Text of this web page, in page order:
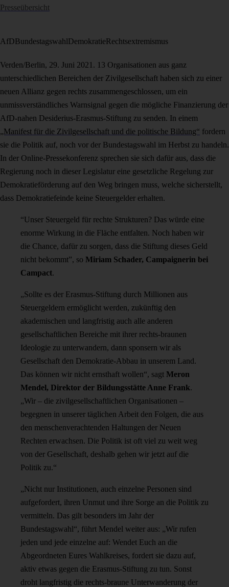
Presseübersicht
AfDBundestagswahlDemokratieRechtsextremismus
Verden/Berlin, 29. Juni 2021. 13 Organisationen aus ganz
unterschiedlichen Bereichen der Zivilgesellschaft haben sich zu einer
neuen Allianz gegen rechts zusammengeschlossen, um ein
unmissverständliches Warnsignal gegen die mögliche Finanzierung der
AfD-nahen Desiderius-Erasmus-Stiftung zu senden. In einem
„Manifest für die Zivilgesellschaft und die politische Bildung“ fordern
sie die Politik auf, noch vor der Bundestagswahl im Herbst zu handeln.
In der Online-Pressekonferenz sprechen sie sich dafür aus, dass die
Regierung noch in dieser Legislatur eine gesetzliche Regelung zur
Demokratieförderung auf den Weg bringen muss, welche sicherstellt,
dass Demokratiefeinde keine Steuergelder erhalten.
“Unser Steuergeld für rechte Strukturen? Das würde eine
enorme Wirkung in die Fläche entfalten. Noch haben wir
die Chance, dafür zu sorgen, dass die Stiftung dieses Geld
nicht bekommt”, so Miriam Schader, Campaignerin bei
Campact.
„Sollte es der Erasmus-Stiftung durch Millionen aus
Steuergeldern ermöglicht werden, zukünftig den
akademischen und langfristig auch alle anderen
gesellschaftlichen Bereiche mit ihrer rechts-braunen
Ideologie zu unterwandern, dann sponsern wir als
Gesellschaft den Demokratie-Abbau in unserem Land.
Das können wir nicht ernsthaft wollen“, sagt Meron
Mendel, Direktor der Bildungsstätte Anne Frank.
„Wir – die zivilgesellschaftlichen Organisationen –
begegnen in unserer täglichen Arbeit den Folgen, die aus
den menschenverachtenden Haltungen der Neuen
Rechten erwachsen. Die Politik ist oft viel zu weit weg
von der Gesellschaft, deshalb gehen wir jetzt auf die
Politik zu.“
„Nicht nur Institutionen, auch einzelne Personen sind
aufgefordert, ihren Unmut und ihre Sorge an die Politik zu
vermitteln. Das gilt besonders im Jahr der
Bundestagswahl“, führt Mendel weiter aus: „Wir rufen
jeden und jede einzelne auf: Wendet Euch an die
Abgeordneten Eures Wahlkreises, fordert sie dazu auf,
aktiv etwas gegen die Erasmus-Stiftung zu tun. Sonst
droht langfristig die rechts-braune Unterwanderung der